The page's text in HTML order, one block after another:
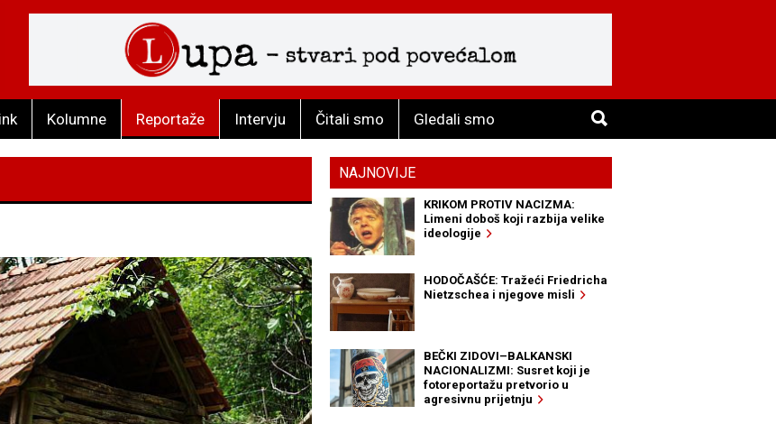
Kolumne Reportaže Intervju Čitali smo Gledali smo
NAJNOVIJE
KRIKOM PROTIV NACIZMA:
Limeni doboš koji razbija velike
ideologije
HODOČAŠĆE: Tražeći Friedricha
Nietzschea i njegove misli
BEČKI ZIDOVI–BALKANSKI
NACIONALIZMI: Susret koji je
fotoreportažu pretvorio u
agresivnu prijetnju